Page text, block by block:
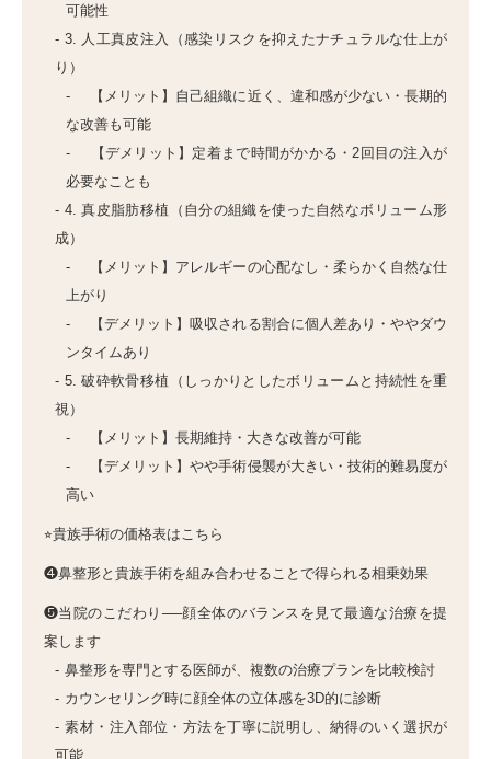
可能性
3. 人工真皮注入（感染リスクを抑えたナチュラルな仕上が
り）
【メリット】自己組織に近く、違和感が少ない・長期的
な改善も可能
【デメリット】定着まで時間がかかる・2回目の注入が
必要なことも
4. 真皮脂肪移植（自分の組織を使った自然なボリューム形
成）
【メリット】アレルギーの心配なし・柔らかく自然な仕
上がり
【デメリット】吸収される割合に個人差あり・ややダウ
ンタイムあり
5. 破砕軟骨移植（しっかりとしたボリュームと持続性を重
視）
【メリット】長期維持・大きな改善が可能
【デメリット】やや手術侵襲が大きい・技術的難易度が
高い
⭐︎貴族手術の価格表はこちら
❹鼻整形と貴族手術を組み合わせることで得られる相乗効果
❺当院のこだわり──顔全体のバランスを見て最適な治療を提
案します
鼻整形を専門とする医師が、複数の治療プランを比較検討
カウンセリング時に顔全体の立体感を3D的に診断
素材・注入部位・方法を丁寧に説明し、納得のいく選択が
可能